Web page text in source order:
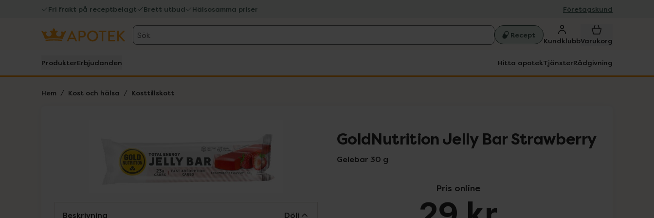
Fri frakt på receptbelagt Brett utbud Hälsosamma priser Företagskund
Sök Recept
KundklubbVarukorg
ProdukterErbjudanden Hitta apotekTjänsterRådgivning
Hem Kost och hälsa Kosttillskott
GoldNutrition Jelly Bar Strawberry
Gelebar 30 g
Pris online
Beskrivning Dölj